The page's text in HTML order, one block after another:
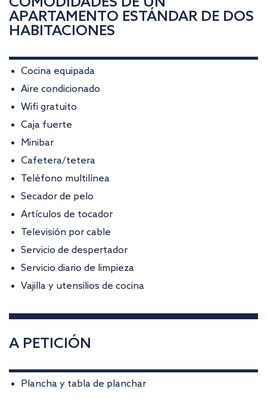
APARTAMENTO ESTÁNDAR DE DOS
HABITACIONES
Cocina equipada
Aire condicionado
Wifi gratuito
Caja fuerte
Minibar
Cafetera/tetera
Teléfono multilínea
Secador de pelo
Artículos de tocador
Televisión por cable
Servicio de despertador
Servicio diario de limpieza
Vajilla y utensilios de cocina
A PETICIÓN
Plancha y tabla de planchar